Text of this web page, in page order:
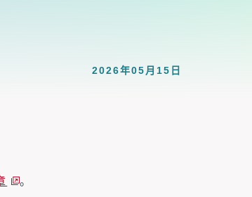
2026年05月15日
。